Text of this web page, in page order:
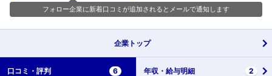
フォロー企業に新着口コミが追加されるとメールで通知します
企業 トップ
口コミ・ 評判 6 年収・ 給与明細 2